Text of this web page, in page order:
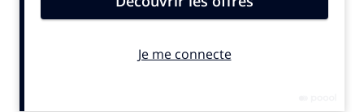
© SportBusiness.Club – Octobre 2025